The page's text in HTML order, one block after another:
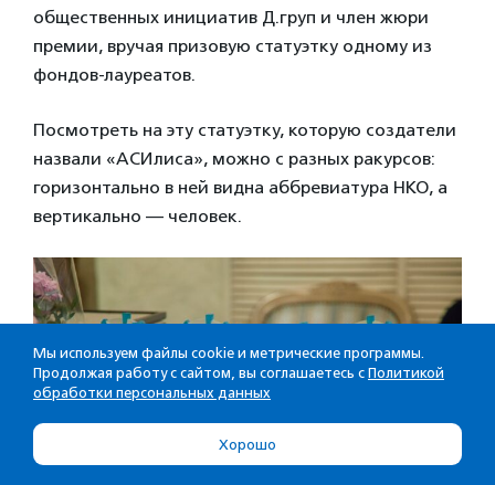
общественных инициатив Д.груп и член жюри
премии, вручая призовую статуэтку одному из
фондов-лауреатов.
Посмотреть на эту статуэтку, которую создатели
назвали «АСИлиса», можно с разных ракурсов:
горизонтально в ней видна аббревиатура НКО, а
вертикально — человек.
Мы используем файлы cookie и метрические программы.
Продолжая работу с сайтом, вы соглашаетесь с Политикой
обработки персональных данных
Хорошо